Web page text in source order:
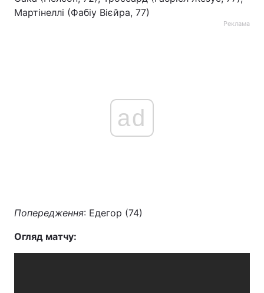
Мартінеллі (Фабіу Вієйра, 77)
Реклама
ad
Попередження: Едегор (74)
Огляд матчу: